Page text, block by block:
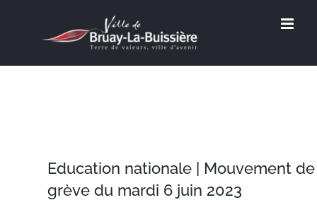
Education nationale | Mouvement de
grève du mardi 6 juin 2023